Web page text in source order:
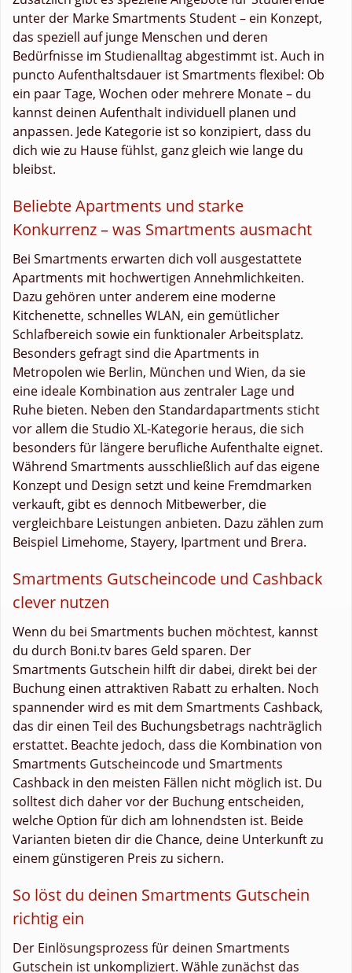
unter der Marke Smartments Student – ein Konzept,
das speziell auf junge Menschen und deren
Bedürfnisse im Studienalltag abgestimmt ist. Auch in
puncto Aufenthaltsdauer ist Smartments flexibel: Ob
ein paar Tage, Wochen oder mehrere Monate – du
kannst deinen Aufenthalt individuell planen und
anpassen. Jede Kategorie ist so konzipiert, dass du
dich wie zu Hause fühlst, ganz gleich wie lange du
bleibst.
Beliebte Apartments und starke
Konkurrenz – was Smartments ausmacht
Bei Smartments erwarten dich voll ausgestattete
Apartments mit hochwertigen Annehmlichkeiten.
Dazu gehören unter anderem eine moderne
Kitchenette, schnelles WLAN, ein gemütlicher
Schlafbereich sowie ein funktionaler Arbeitsplatz.
Besonders gefragt sind die Apartments in
Metropolen wie Berlin, München und Wien, da sie
eine ideale Kombination aus zentraler Lage und
Ruhe bieten. Neben den Standardapartments sticht
vor allem die Studio XL-Kategorie heraus, die sich
besonders für längere berufliche Aufenthalte eignet.
Während Smartments ausschließlich auf das eigene
Konzept und Design setzt und keine Fremdmarken
verkauft, gibt es dennoch Mitbewerber, die
vergleichbare Leistungen anbieten. Dazu zählen zum
Beispiel Limehome, Stayery, Ipartment und Brera.
Smartments Gutscheincode und Cashback
clever nutzen
Wenn du bei Smartments buchen möchtest, kannst
du durch Boni.tv bares Geld sparen. Der
Smartments Gutschein hilft dir dabei, direkt bei der
Buchung einen attraktiven Rabatt zu erhalten. Noch
spannender wird es mit dem Smartments Cashback,
das dir einen Teil des Buchungsbetrags nachträglich
erstattet. Beachte jedoch, dass die Kombination von
Smartments Gutscheincode und Smartments
Cashback in den meisten Fällen nicht möglich ist. Du
solltest dich daher vor der Buchung entscheiden,
welche Option für dich am lohnendsten ist. Beide
Varianten bieten dir die Chance, deine Unterkunft zu
einem günstigeren Preis zu sichern.
So löst du deinen Smartments Gutschein
richtig ein
Der Einlösungsprozess für deinen Smartments
Gutschein ist unkompliziert. Wähle zunächst das